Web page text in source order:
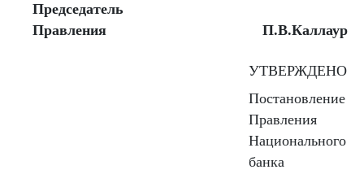
Председатель
Правления
П.В.Каллаур
УТВЕРЖДЕНО
Постановление
Правления
Национального
банка